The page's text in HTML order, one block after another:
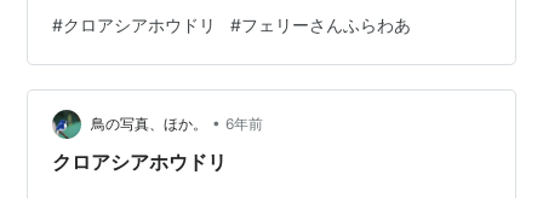
#クロアシアホウドリ #フェリーさんふらわあ
鳥の写真、ほか。 • 6年前
クロアシアホウドリ